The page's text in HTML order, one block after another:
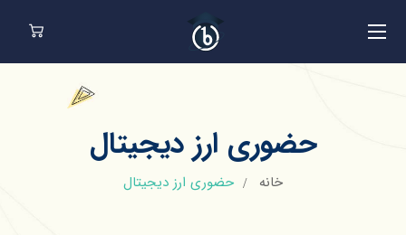
حضوری ارز دیجیتال
خانه حضوری ارز دیجیتال